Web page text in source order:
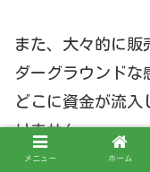
また、大々的に販
ダーグラウンドな
どこに資金が流入
りません。
メニュー ホーム